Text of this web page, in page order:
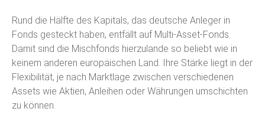
Rund die Hälfte des Kapitals, das deutsche Anleger in
Fonds gesteckt haben, entfällt auf Multi-Asset-Fonds.
Damit sind die Mischfonds hierzulande so beliebt wie in
keinem anderen europäischen Land. Ihre Stärke liegt in der
Flexibilität, je nach Marktlage zwischen verschiedenen
Assets wie Aktien, Anleihen oder Währungen umschichten
zu können.